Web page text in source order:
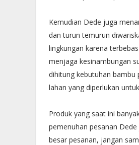
Kemudian Dede juga
dan turun temurun
lingkungan karena
menjaga kesinambungan
dihitung kebutuhan bambu
lahan yang diperlukan
Produk yang saat ini
pemenuhan pesanan
besar pesanan, jangan